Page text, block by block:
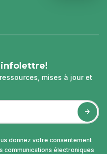
infolettre!
mises à jour et
donnez votre consentement
communications électroniques